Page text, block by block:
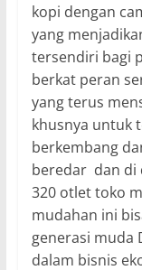
kopi dengan
yang
tersendiri bagi
berkat peran
yang terus
khusnya untuk
berkembang
beredar dan di
320 otlet toko
mudahan ini
generasi muda
dalam bisnis